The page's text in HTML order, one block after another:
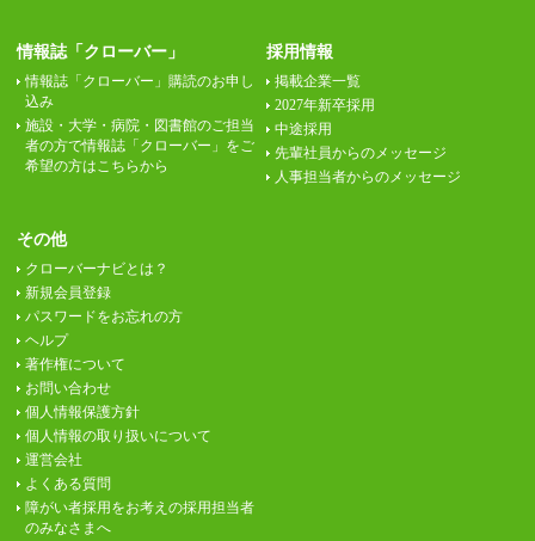
情報誌「クローバー」
情報誌「クローバー」購読のお申し
込み
施設・大学・病院・図書館のご担当
者の方で情報誌「クローバー」をご
希望の方はこちらから
採用情報
掲載企業一覧
2027年新卒採用
中途採用
先輩社員からのメッセージ
人事担当者からのメッセージ
その他
クローバーナビとは？
新規会員登録
パスワードをお忘れの方
ヘルプ
著作権について
お問い合わせ
個人情報保護方針
個人情報の取り扱いについて
運営会社
よくある質問
障がい者採用をお考えの採用担当者
のみなさまへ